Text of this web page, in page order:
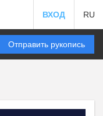
ВХОД RU
Отправить рукопись